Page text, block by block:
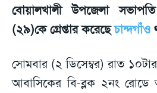
বোয়ালখালী উপজেলা
(২৯)কে গ্রেপ্তার করেছেচান্দগাঁও
সোমবার (২ ডিসেম্বর) রাত
আবাসিকের বি-ব্লক ২নং রোডে